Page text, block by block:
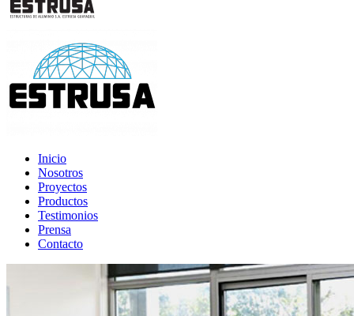
Inicio
Nosotros
Proyectos
Productos
Testimonios
Prensa
Contacto